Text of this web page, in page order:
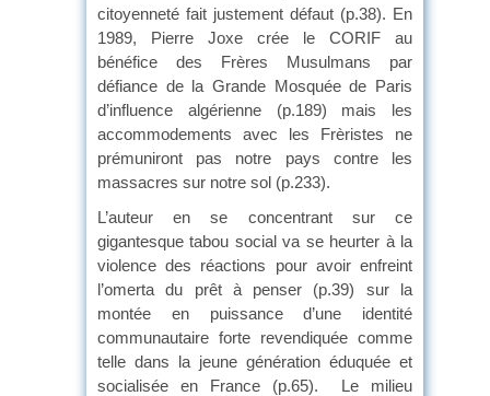
citoyenneté fait justement défaut (p.38). En
1989, Pierre Joxe crée le CORIF au
bénéfice des Frères Musulmans par
défiance de la Grande Mosquée de Paris
d’influence algérienne (p.189) mais les
accommodements avec les Frèristes ne
prémuniront pas notre pays contre les
massacres sur notre sol (p.233).
L’auteur en se concentrant sur ce
gigantesque tabou social va se heurter à la
violence des réactions pour avoir enfreint
l’omerta du prêt à penser (p.39) sur la
montée en puissance d’une identité
communautaire forte revendiquée comme
telle dans la jeune génération éduquée et
socialisée en France (p.65). Le milieu